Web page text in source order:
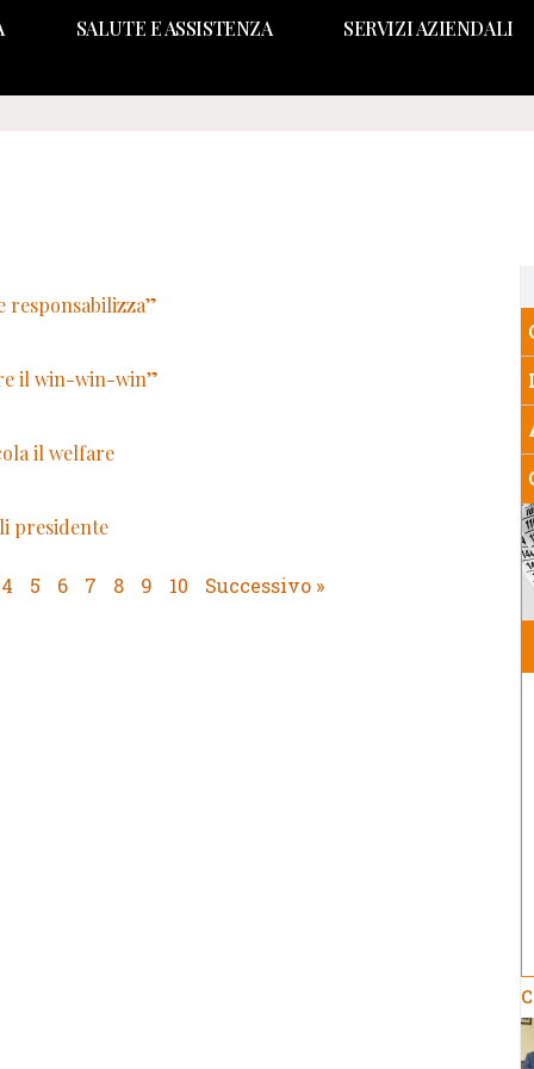
SALUTE E ASSISTENZA SERVIZI AZIENDALI
responsabilizza”
il win-win-win”
il welfare
presidente
4 5 6 7 8 9 10 Successivo »